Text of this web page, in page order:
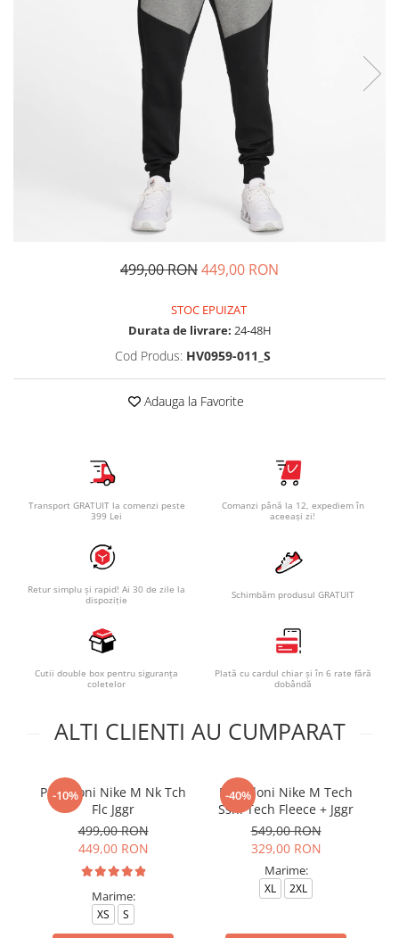
499,00 RON449,00 RON
STOC EPUIZAT
Durata de livrare: 24-48H
Cod Produs: HV0959-011_S
Adauga la Favorite
Transport GRATUIT la comenzi peste
399 Lei
Comanzi până la 12, expediem în
aceeași zi!
Retur simplu și rapid! Ai 30 de zile la
dispoziție
Schimbăm produsul GRATUIT
Cutii double box pentru siguranța
coletelor
Plată cu cardul chiar și în 6 rate fără
dobândă
ALTI CLIENTI AU CUMPARAT
-10%
Pantaloni Nike M Nk Tch
Flc Jggr
499,00 RON
449,00 RON
Marime:
XS S
-40%
Pantaloni Nike M Tech
Ssnl Tech Fleece + Jggr
549,00 RON
329,00 RON
Marime:
XL 2XL